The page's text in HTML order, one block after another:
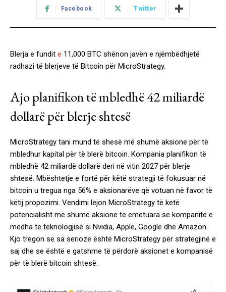
Facebook Twitter
Blerja e fundit e 11,000 BTC shënon javën e njëmbëdhjetë
radhazi të blerjeve të Bitcoin për MicroStrategy.
Ajo planifikon të mbledhë 42 miliardë
dollarë për blerje shtesë
MicroStrategy tani mund të shesë më shumë aksione për të
mbledhur kapital për të blerë bitcoin. Kompania planifikon të
mbledhë 42 miliardë dollarë deri në vitin 2027 për blerje
shtesë. Mbështetje e fortë për këtë strategji të fokusuar në
bitcoin u tregua nga 56% e aksionarëve që votuan në favor të
këtij propozimi. Vendimi lejon MicroStrategy të ketë
potencialisht më shumë aksione të emetuara se kompanitë e
mëdha të teknologjisë si Nvidia, Apple, Google dhe Amazon.
Kjo tregon se sa serioze është MicroStrategy për strategjinë e
saj dhe se është e gatshme të përdorë aksionet e kompanisë
për të blerë bitcoin shtesë.